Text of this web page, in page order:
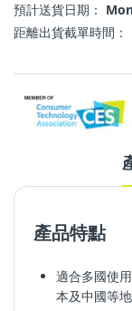
預計送貨日期：
距離出貨截單時間：
產品特點
適合多國使
本及中國等地